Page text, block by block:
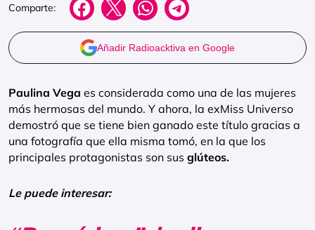
Comparte:
Añadir Radioacktiva en Google
Paulina Vega es considerada como una de las mujeres
más hermosas del mundo. Y ahora, la exMiss Universo
demostró que se tiene bien ganado este título gracias a
una fotografía que ella misma tomó, en la que los
principales protagonistas son sus glúteos.
Le puede interesar: